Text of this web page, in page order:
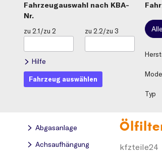
Fahrzeugauswahl
KBA-
Nr.
zu 2.1/zu 2 zu 2.2/zu 3
Hilfe
Fahrzeug auswählen
Alle
Typ
Abgasanlage
Achsaufhängung
kfzteile24